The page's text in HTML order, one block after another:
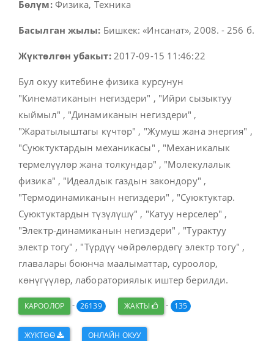
Бөлүм:Физика, Техника
Басылган жылы: Бишкек: «Инсанат», 2008. - 256 б.
Жүктөлгөн убакыт:2017-09-15 11:46:22
Бул окуу китебине физика курсунун
"Кинематиканын негиздери" , "Ийри сызыктуу
кыймыл" , "Динамиканын негиздери" ,
"Жаратылыштагы күчтөр" , "Жумуш жана энергия" ,
"Суюктуктардын механикасы" , "Механикалык
термелүүлөр жана толкундар" , "Молекулалык
физика" , "Идеалдык газдын закондору" ,
"Термодинамиканын негиздери" , "Суюктуктар.
Суюктуктардын түзүлүшү" , "Катуу нерселер" ,
"Электр-динамиканын негиздери" , "Турактуу
электр тогу" , "Түрдүү чөйрөлөрдөгү электр тогу" ,
главалары боюнча маалыматтар, суроолор,
көнүгүүлөр, лабораториялык иштер берилди.
КАРООЛОР - 26139 ЖАКТЫ - 135
ЖҮКТӨӨ ОНЛАЙН ОКУУ